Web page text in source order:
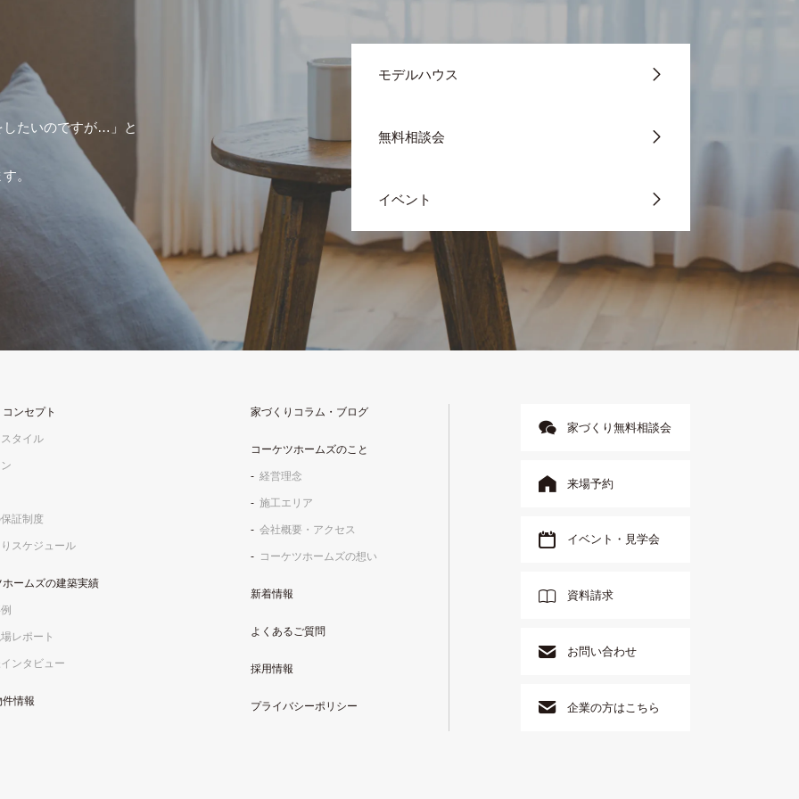
したいのですが…」と
。
モデルハウス
無料相談会
イベント
ンセプト
タイル
証制度
スケジュール
ームズの建築実績
レポート
ンタビュー
情報
家づくりコラム・ブログ
コーケツホームズのこと
経営理念
施工エリア
会社概要・アクセス
コーケツホームズの想い
新着情報
よくあるご質問
採用情報
プライバシーポリシー
家づくり無料相談会
来場予約
イベント・見学会
資料請求
お問い合わせ
企業の方はこちら